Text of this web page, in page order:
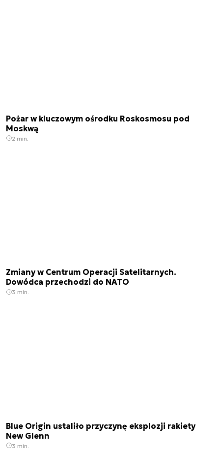
Pożar w kluczowym ośrodku Roskosmosu pod
Moskwą
2 min.
Zmiany w Centrum Operacji Satelitarnych.
Dowódca przechodzi do NATO
3 min.
Blue Origin ustaliło przyczynę eksplozji rakiety
New Glenn
3 min.